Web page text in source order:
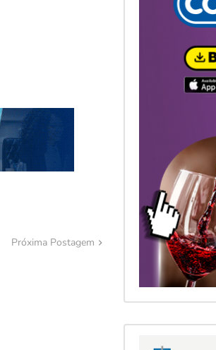
Próxima Postagem